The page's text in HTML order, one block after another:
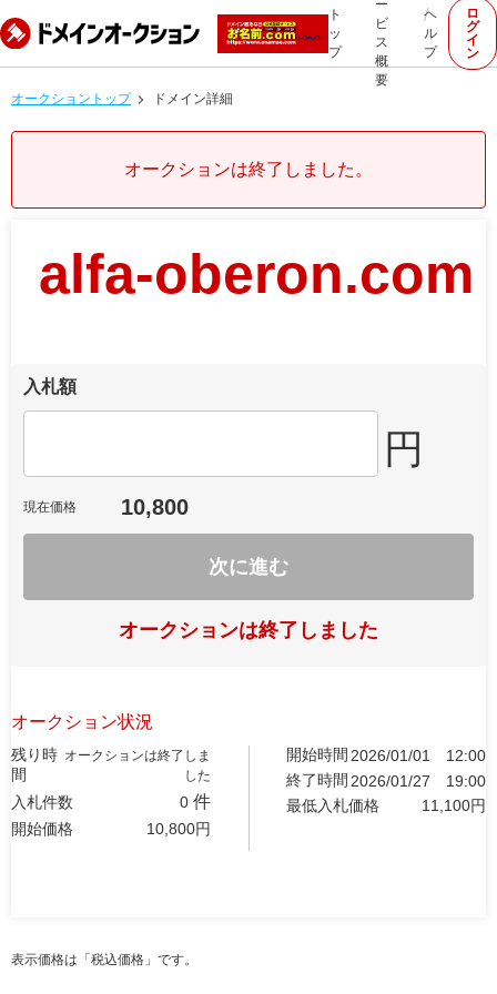
ト
ッ
プ
ー
ビ
ス
概
要
ヘ
ル
プ
ロ
グ
イ
ン
オークショントップ ドメイン詳細
オークションは終了しました。
alfa-oberon.com
入札額
円
現在価格 10,800
次に進む
オークションは終了しました
オークション状況
残り時
間
オークションは終了しま
した
入札件数 0 件
開始価格 10,800円
開始時間 2026/01/01
12:00
終了時間 2026/01/27
19:00
最低入札価格
11,100円
表示価格は「税込価格」です。